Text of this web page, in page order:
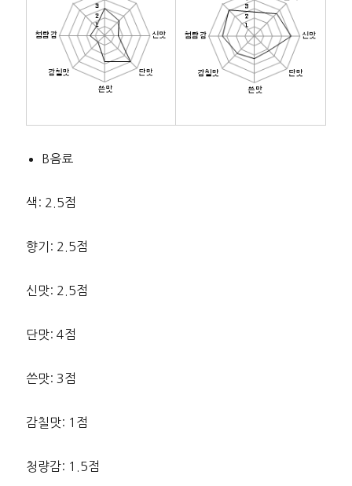
B음료
색: 2.5점
향기: 2.5점
신맛: 2.5점
단맛: 4점
쓴맛: 3점
감칠맛: 1점
청량감: 1.5점